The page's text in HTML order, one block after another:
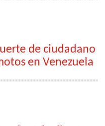
de ciudadano
en Venezuela